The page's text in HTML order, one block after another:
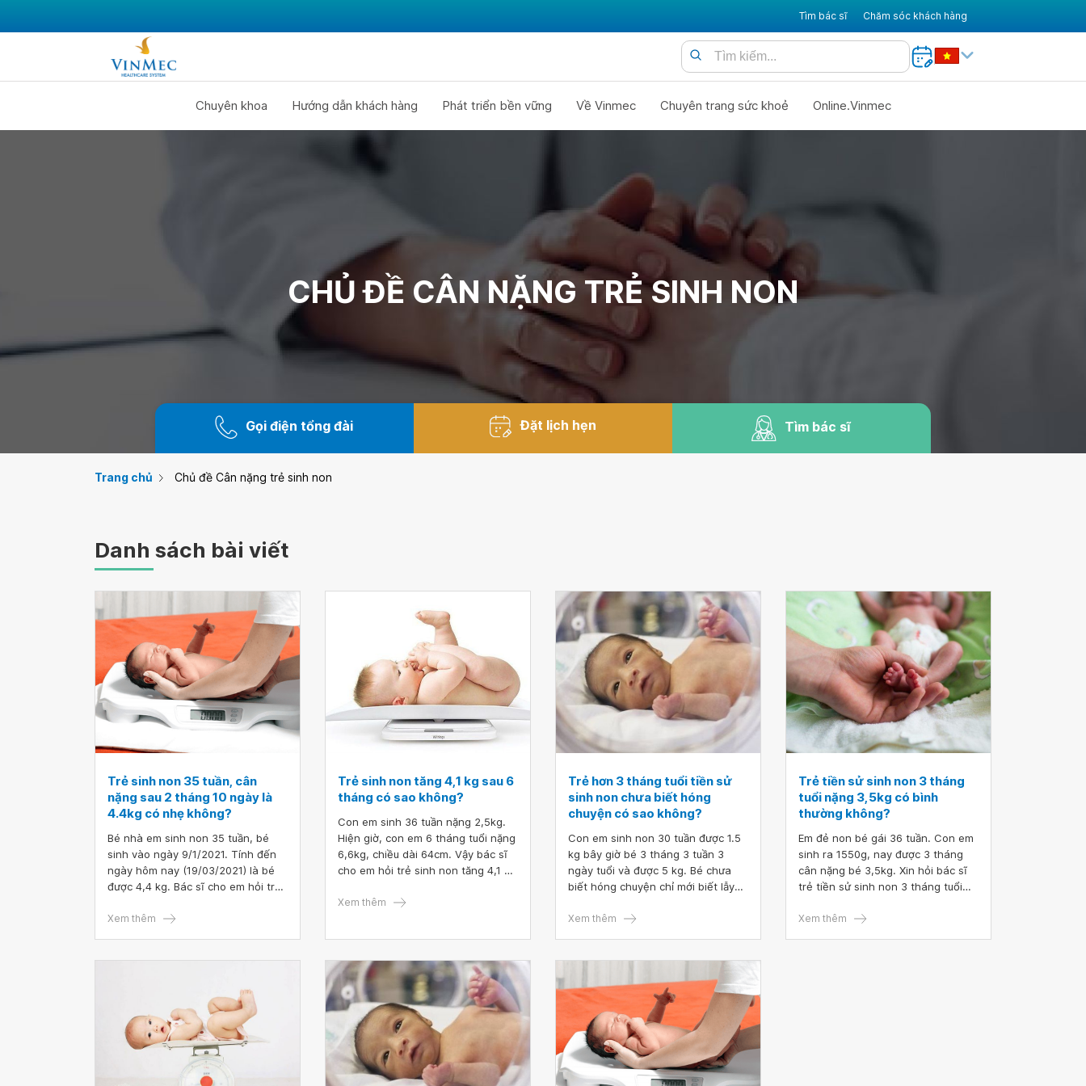
Tìm bác sĩ Chăm sóc khách hàng
Chuyên khoa Hướng dẫn khách hàng Phát triển bền vững Về Vinmec Chuyên trang sức khoẻ Online.Vinmec
CHỦ ĐỀ CÂN NẶNG TRẺ SINH NON
Gọi điện tổng đài Đặt lịch hẹn Tìm bác sĩ
Trang chủ Chủ đề Cân nặng trẻ sinh non
Danh sách bài viết
Trẻ sinh non 35 tuần, cân
nặng sau 2 tháng 10 ngày là
4.4kg có nhẹ không?
Bé nhà em sinh non 35 tuần, bé
sinh vào ngày 9/1/2021. Tính đến
ngày hôm nay (19/03/2021) là bé
được 4,4 kg. Bác sĩ cho em hỏi trẻ
tháng 10 ngày là 4.4kg có nhẹ
Xem thêm
Trẻ sinh non tăng 4,1 kg sau 6
tháng có sao không?
Con em sinh 36 tuần nặng 2,5kg.
Hiện giờ, con em 6 tháng tuổi nặng
6,6kg, chiều dài 64cm. Vậy bác sĩ
cho em hỏi trẻ sinh non tăng 4,1 kg
vậy có bị thấp còi không?
Xem thêm
Trẻ hơn 3 tháng tuổi tiền sử
sinh non chưa biết hóng
chuyện có sao không?
Con em sinh non 30 tuần được 1.5
kg bây giờ bé 3 tháng 3 tuần 3
ngày tuổi và được 5 kg. Bé chưa
biết hóng chuyện chỉ mới biết lẫy
hơn 3 tháng tuổi tiền sử sinh non
Xem thêm
Trẻ tiền sử sinh non 3 tháng
tuổi nặng 3,5kg có bình
thường không?
Em đẻ non bé gái 36 tuần. Con em
sinh ra 1550g, nay được 3 tháng
cân nặng bé 3,5kg. Xin hỏi bác sĩ
trẻ tiền sử sinh non 3 tháng tuổi
Cảm ơn bác sĩ tư vấn.
Xem thêm